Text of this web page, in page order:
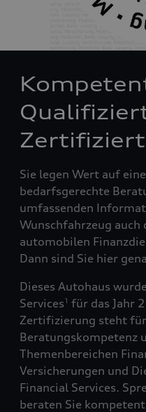
Sie legen Wert auf
bedarfsgerechte
umfassenden
Wunschfahrzeug auch
automobilen
Dann sind Sie hier
Dieses Autohaus
Services1 für das Jahr
Zertifizierung steht für
Beratungskompetenz
Themenbereichen
Versicherungen und
Financial Services.
beraten Sie